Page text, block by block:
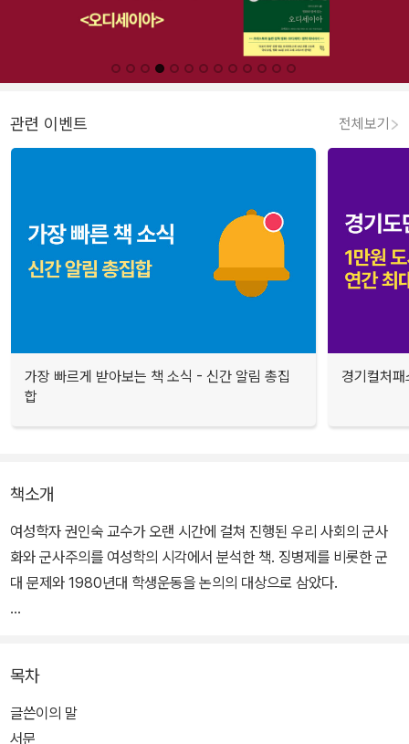
관련 이벤트 전체보기
가장 빠르게 받아보는 책 소식 - 신간 알림 총집
합
경기컬처
책소개
여성학자 권인숙 교수가 오랜 시간에 걸쳐 진행된 우리 사회의 군사
화와 군사주의를 여성학의 시각에서 분석한 책. 징병제를 비롯한 군
대 문제와 1980년대 학생운동을 논의의 대상으로 삼았다.
력은 왜 은폐되는가, 1980년대 학생운동의 폭력 시위가 1990년대
까지 지속되었던 이유는 무엇인가 등의 문제들을 내면화된 군사주의
와 군사화라는 문제의식 속에서 살핀다.
목차
글쓴이의 말
서문